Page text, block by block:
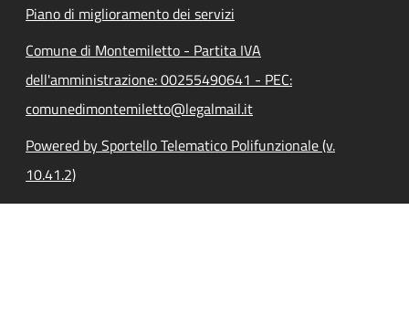
Piano di miglioramento dei servizi
Comune di Montemiletto - Partita IVA
dell'amministrazione: 00255490641 - PEC:
comunedimontemiletto@legalmail.it
Powered by Sportello Telematico Polifunzionale (v.
10.41.2)